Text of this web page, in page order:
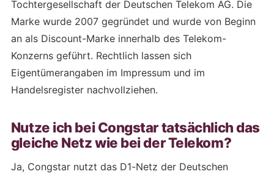
Tochtergesellschaft der Deutschen Telekom AG. Die
Marke wurde 2007 gegründet und wurde von Beginn
an als Discount-Marke innerhalb des Telekom-
Konzerns geführt. Rechtlich lassen sich
Eigentümerangaben im Impressum und im
Handelsregister nachvollziehen.
Nutze ich bei Congstar tatsächlich das
gleiche Netz wie bei der Telekom?
Ja, Congstar nutzt das D1-Netz der Deutschen